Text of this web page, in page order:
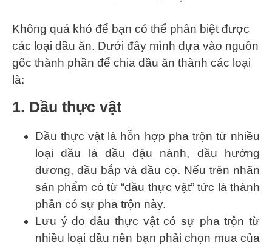
Không quá khó để bạn có thể phân biệt được
các loại dầu ăn. Dưới đây mình dựa vào nguồn
gốc thành phần để chia dầu ăn thành các loại
là:
1. Dầu thực vật
Dầu thực vật là hỗn hợp pha trộn từ nhiều
loại dầu là dầu đậu nành, dầu hướng
dương, dầu bắp và dầu cọ. Nếu trên nhãn
sản phẩm có từ “dầu thực vật” tức là thành
phần có sự pha trộn này.
Lưu ý do dầu thực vật có sự pha trộn từ
nhiều loại dầu nên bạn phải chọn mua của